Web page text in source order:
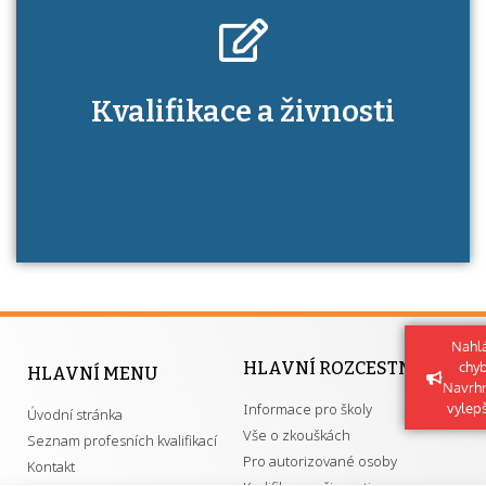
Kdo je to autorizovaná osoba a jaké výhody
má získání autorizace?
Kvalifikace a živnosti
HLAVNÍ MENU
Úvodní stránka
Seznam profesních kvalifikací
Kontakt
HLAVNÍ ROZCESTNÍK
Informace pro školy
Vše o zkouškách
Pro autorizované osoby